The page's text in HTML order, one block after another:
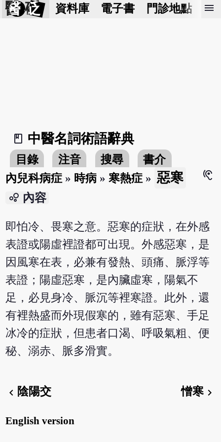
醫 砭 資料庫 電子書 門診地點 預
menu
book_2
中醫名詞術語辭典
目錄 注音 搜尋
書介
內兒科病症 » 時病 »寒熱症 » 惡寒
hearing
bubble_chart 內容
即怕冷、畏寒之意。惡寒的症狀，在外感
表證或陽虛裡證都可出現。外感惡寒，是
因風寒在表，必兼有發熱、頭痛、脈浮等
表證；陽虛惡寒，是內臟虛寒，陽氣不
足，必見身冷、脈沉等裡寒證。此外，還
有裡熱盛而外現假寒的，雖有惡寒、手足
冰冷的症狀，但患者口渴、呼吸氣粗、便
秘、溺赤、脈多滑實。
chevron_left 陰陽交 憎寒chevron_right
English version